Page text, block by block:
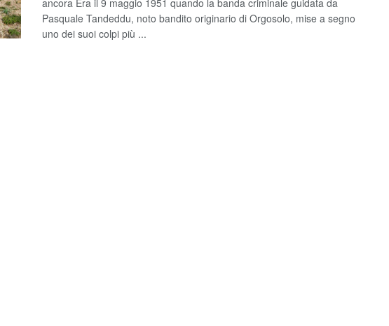
ancora Era il 9 maggio 1951 quando la banda criminale guidata da
Pasquale Tandeddu, noto bandito originario di Orgosolo, mise a segno
uno dei suoi colpi più ...